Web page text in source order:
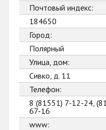
Почтовый индекс:
184650
Город:
Полярный
Улица, дом:
Сивко, д. 11
Телефон:
8 (81551) 7-12-24,
67-16
www: